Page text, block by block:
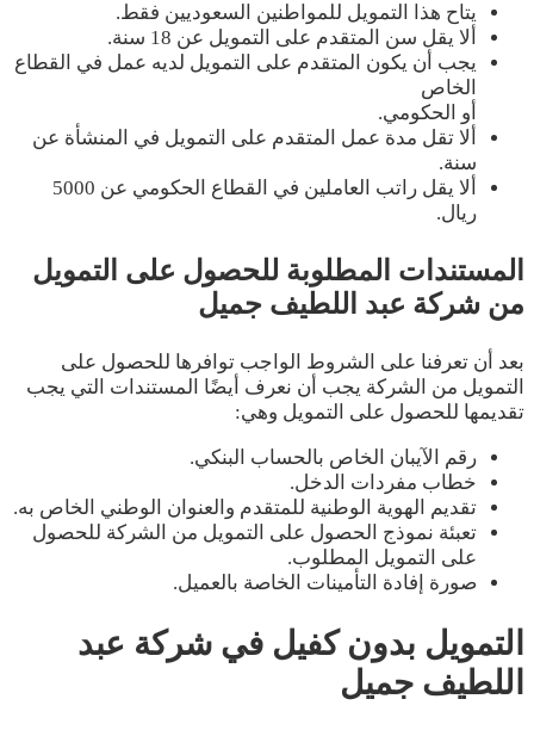
يتاح هذا التمويل للمواطنين السعوديين فقط.
ألا يقل سن المتقدم على التمويل عن 18 سنة.
يجب أن يكون المتقدم على التمويل لديه عمل في القطاع
الخاص
أو الحكومي.
ألا تقل مدة عمل المتقدم على التمويل في المنشأة عن
سنة.
ألا يقل راتب العاملين في القطاع الحكومي عن 5000
ريال.
المستندات المطلوبة للحصول على التمويل
من شركة عبد اللطيف جميل
بعد أن تعرفنا على الشروط الواجب توافرها للحصول على
التمويل من الشركة يجب أن نعرف أيضًا المستندات التي يجب
تقديمها للحصول على التمويل وهي:
رقم الآيبان الخاص بالحساب البنكي.
خطاب مفردات الدخل.
تقديم الهوية الوطنية للمتقدم والعنوان الوطني الخاص به.
تعبئة نموذج الحصول على التمويل من الشركة للحصول
على التمويل المطلوب.
صورة إفادة التأمينات الخاصة بالعميل.
التمويل بدون كفيل في شركة عبد
اللطيف جميل